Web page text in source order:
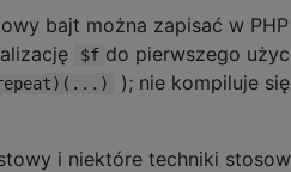
bajt można zapisać w PHP
$f do pierwszego
); nie kompiluje
i niektóre techniki